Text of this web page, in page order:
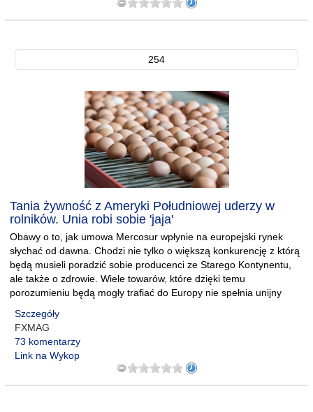
254
Tania żywność z Ameryki Południowej uderzy w
rolników. Unia robi sobie 'jaja'
Obawy o to, jak umowa Mercosur wpłynie na europejski rynek
słychać od dawna. Chodzi nie tylko o większą konkurencję z którą
będą musieli poradzić sobie producenci ze Starego Kontynentu,
ale także o zdrowie. Wiele towarów, które dzięki temu
porozumieniu będą mogły trafiać do Europy nie spełnia unijny
Szczegóły
FXMAG
73 komentarzy
Link na Wykop